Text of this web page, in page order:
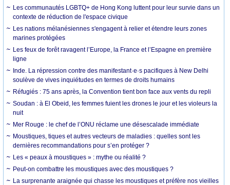
Les communautés LGBTQ+ de Hong Kong luttent pour leur survie dans un
contexte de réduction de l'espace civique
Les nations mélanésiennes s'engagent à relier et étendre leurs zones
marines protégées
Les feux de forêt ravagent l’Europe, la France et l’Espagne en première
ligne
Inde. La répression contre des manifestant·e·s pacifiques à New Delhi
soulève de vives inquiétudes en termes de droits humains
Réfugiés : 75 ans après, la Convention tient bon face aux vents du repli
Soudan : à El Obeid, les femmes fuient les drones le jour et les violeurs la
nuit
Mer Rouge : le chef de l’ONU réclame une désescalade immédiate
Moustiques, tiques et autres vecteurs de maladies : quelles sont les
dernières recommandations pour s’en protéger ?
Les « peaux à moustiques » : mythe ou réalité ?
Peut-on combattre les moustiques avec des moustiques ?
La surprenante araignée qui chasse les moustiques et préfère nos vieilles